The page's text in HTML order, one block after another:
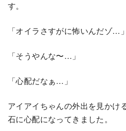
す。
「オイラさすがに怖いんだゾ…」
「そうやんな〜…」
「心配だなぁ…」
アイアイちゃんの外出を見かけ
石に心配になってきました。